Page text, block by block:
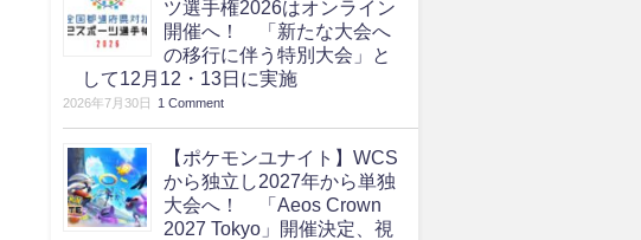
ツ選手権2026はオンライン
開催へ！ 「新たな大会へ
の移行に伴う特別大会」と
して12月12・13日に実施
2026年7月30日 1 Comment
【ポケモンユナイト】WCS
から独立し2027年から単独
大会へ！ 「Aeos Crown
2027 Tokyo」開催決定、視